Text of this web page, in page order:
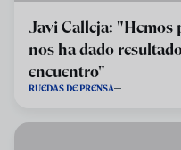
Javi Calleja: "Hemos
nos ha dado
encuentro"
RUEDAS DE PRENSA